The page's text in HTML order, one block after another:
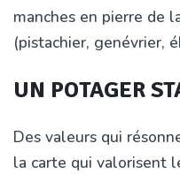
manches en pierre de
(pistachier, genévrier,
UN POTAGER
Des valeurs qui
la carte qui valorisent